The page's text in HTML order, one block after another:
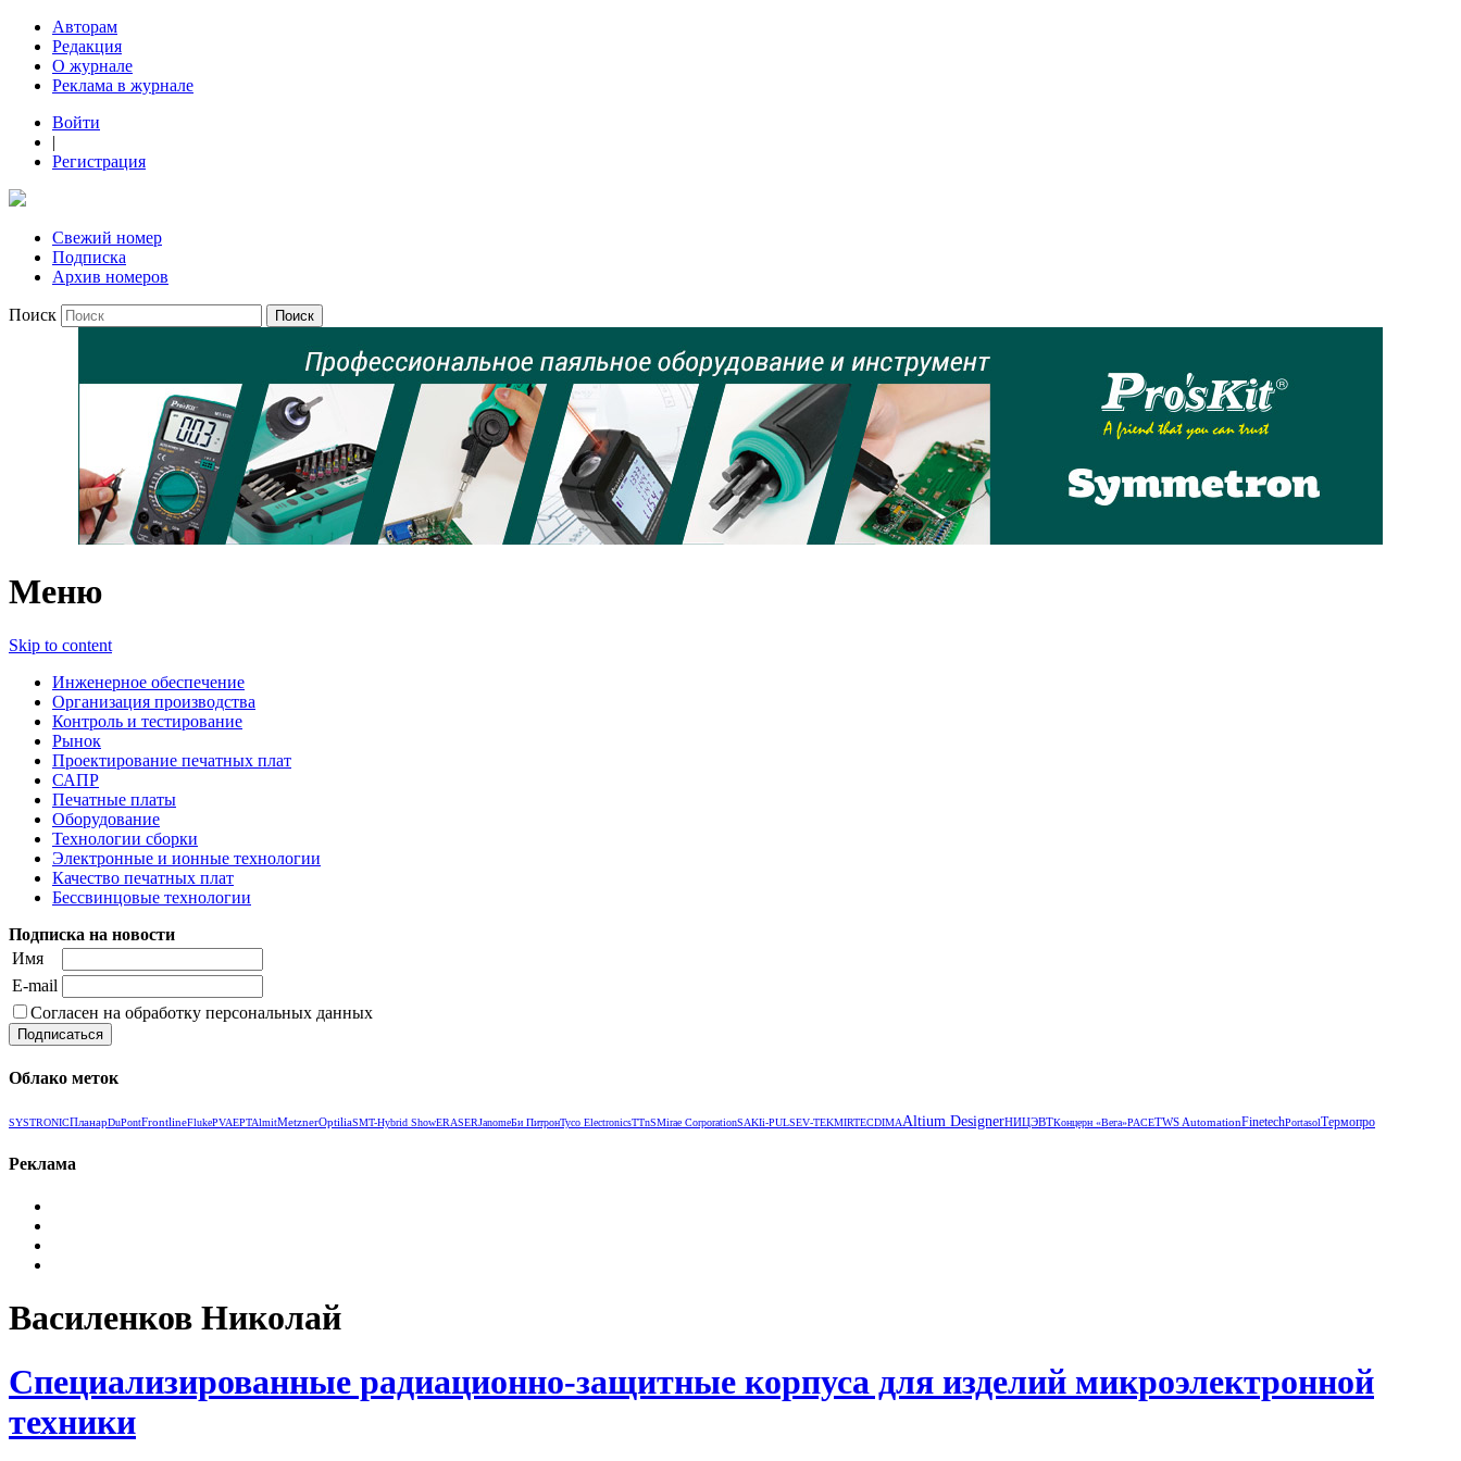
Авторам
Редакция
О журнале
Реклама в журнале
Войти
|
Регистрация
Свежий номер
Подписка
Архив номеров
Поиск
Меню
Skip to content
Инженерное обеспечение
Организация производства
Контроль и тестирование
Рынок
Проектирование печатных плат
САПР
Печатные платы
Оборудование
Технологии сборки
Электронные и ионные технологии
Качество печатных плат
Бессвинцовые технологии
Подписка на новости
Имя
E-mail
Согласен на обработку персональных данных
Облако меток
SYSTRONICПланарDuPontFrontlineFlukePVAEPTAlmitMetznerOptiliaSMT-Hybrid ShowERASERJanomeБи ПитронTyco ElectronicsTTnSMirae CorporationSAKIi-PULSEV‑TEKMIRTECDIMAAltium DesignerНИЦЭВТКонцерн «Вега»РАСЕTWS AutomationFinetechPortasolТермопро
Реклама
Василенков Николай
Специализированные радиационно-защитные корпуса для изделий микроэлектронной
техники